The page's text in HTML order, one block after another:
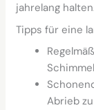
jahrelang
Tipps für eine
Abrieb